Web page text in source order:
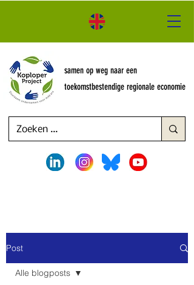
samen op weg naar een
toekomstbestendige regionale economie
Post
Alle blogposts